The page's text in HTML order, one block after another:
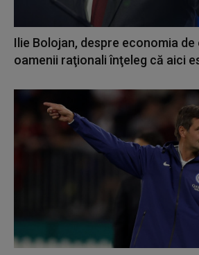
Ilie Bolojan, despre economia de
oamenii raţionali înţeleg că aici